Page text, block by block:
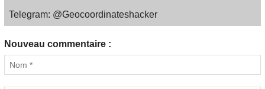
Telegram: @Geocoordinateshacker
Nouveau commentaire :